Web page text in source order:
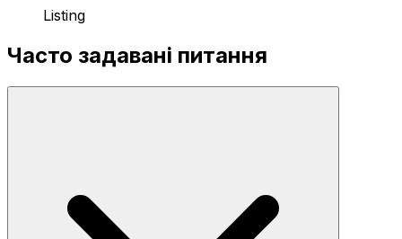
Listing
Часто задавані питання